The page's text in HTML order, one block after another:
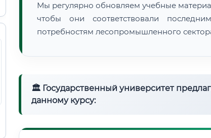
Мы регулярно обновляем учебные
чтобы они соответствовали
потребностям лесопромышленного
🏛 Государственный университет
данному курсу: